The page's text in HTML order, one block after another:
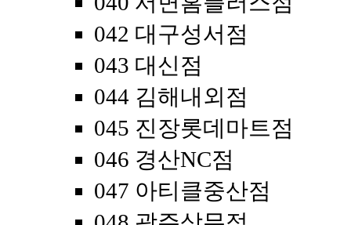
042 대구성서점
043 대신점
044 김해내외점
045 진장롯데마트점
046 경산NC점
047 아티클중산점